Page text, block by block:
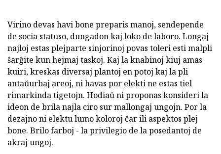
Virino devas havi bone preparis manoj, sendepende
de socia statuso, dungadon kaj loko de laboro. Longaj
najloj estas plejparte sinjorinoj povas toleri esti malpli
ŝarĝite kun hejmaj taskoj. Kaj la knabinoj kiuj amas
kuiri, kreskas diversaj plantoj en potoj kaj la pli
antaŭurbaj areoj, ni havas por elekti ne estas tiel
rimarkinda tigetojn. Hodiaŭ ni proponas konsideri la
ideon de brila najla ciro sur mallongaj ungojn. Por la
dezajno ni elektu lumo koloroj ĉar ili aspektos plej
bone. Brilo farboj - la privilegio de la posedantoj de
akraj ungoj.